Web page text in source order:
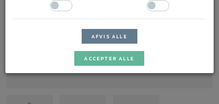
AFVIS ALLE
ACCEPTER ALLE